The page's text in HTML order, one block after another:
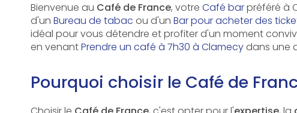
Bienvenue au Café de France, votre Café barpréféré à
d'un Bureau de tabac ou d'un Bar pour acheter des
idéal pour vous détendre et profiter d'un moment
en venantPrendre un café à 7h30 à Clamecydans une
Pourquoi choisir le Café de